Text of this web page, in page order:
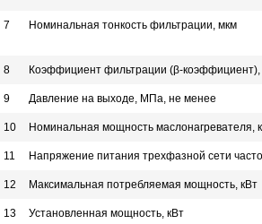
7 Номинальная тонкость фильтрации, мкм
8 Коэффициент фильтрации (β-
9 Давление на выходе, МПа, не менее
10 Номинальная мощность маслонагревателя,
11 Напряжение питания трехфазной сети
12 Максимальная потребляемая мощность, кВт
13 Установленная мощность, кВт